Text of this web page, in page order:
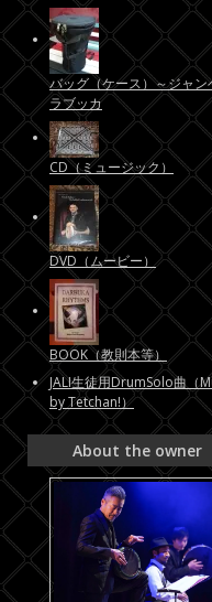
バッグ（ケース）～ジャン
ラブッカ
CD（ミュージック）
DVD（ムービー）
BOOK（教則本等）
JALI生徒用DrumSolo曲（
by Tetchan!）
About the owner